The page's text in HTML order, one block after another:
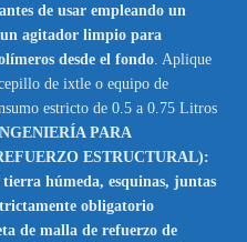
de usar empleando un
agitador limpio para
desde el fondo . Aplique
de ixtle o equipo de
estricto de 0.5 a 0.75 Litros
PARA
ESTRUCTURAL):
húmeda, esquinas, juntas
obligatorio
de malla de refuerzo de